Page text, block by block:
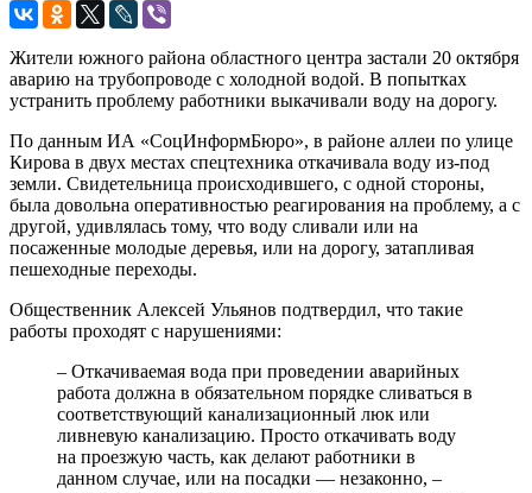
Жители южного района областного центра застали 20 октября
аварию на трубопроводе с холодной водой. В попытках
устранить проблему работники выкачивали воду на дорогу.
По данным ИА «СоцИнформБюро», в районе аллеи по улице
Кирова в двух местах спецтехника откачивала воду из-под
земли. Свидетельница происходившего, с одной стороны,
была довольна оперативностью реагирования на проблему, а с
другой, удивлялась тому, что воду сливали или на
посаженные молодые деревья, или на дорогу, затапливая
пешеходные переходы.
Общественник Алексей Ульянов подтвердил, что такие
работы проходят с нарушениями:
– Откачиваемая вода при проведении аварийных
работа должна в обязательном порядке сливаться в
соответствующий канализационный люк или
ливневую канализацию. Просто откачивать воду
на проезжую часть, как делают работники в
данном случае, или на посадки — незаконно, –